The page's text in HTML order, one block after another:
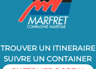
TROUVER UN ITINERAIRE
SUIVRE UN CONTAINER